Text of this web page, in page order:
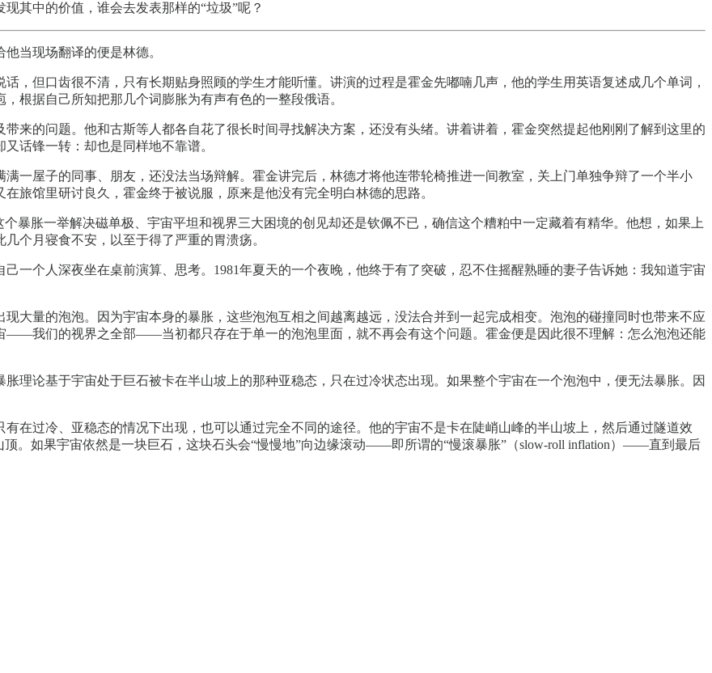
其中的价值，谁会去发表那样的“垃圾”呢？
当现场翻译的便是林德。
，但口齿很不清，只有长期贴身照顾的学生才能听懂。讲演的过程是霍金先嘟喃几声，他的学生用英语复述成几个单词，
根据自己所知把那几个词膨胀为有声有色的一整段俄语。
来的问题。他和古斯等人都各自花了很长时间寻找解决方案，还没有头绪。讲着讲着，霍金突然提起他刚刚了解到这里的
话锋一转：却也是同样地不靠谱。
一屋子的同事、朋友，还没法当场辩解。霍金讲完后，林德才将他连带轮椅推进一间教室，关上门单独争辩了一个半小
旅馆里研讨良久，霍金终于被说服，原来是他没有完全明白林德的思路。
暴胀一举解决磁单极、宇宙平坦和视界三大困境的创见却还是钦佩不已，确信这个糟粕中一定藏着有精华。他想，如果上
个月寝食不安，以至于得了严重的胃溃疡。
一个人深夜坐在桌前演算、思考。1981年夏天的一个夜晚，他终于有了突破，忍不住摇醒熟睡的妻子告诉她：我知道宇宙
大量的泡泡。因为宇宙本身的暴胀，这些泡泡互相之间越离越远，没法合并到一起完成相变。泡泡的碰撞同时也带来不应
——我们的视界之全部——当初都只存在于单一的泡泡里面，就不再会有这个问题。霍金便是因此很不理解：怎么泡泡还能
理论基于宇宙处于巨石被卡在半山坡上的那种亚稳态，只在过冷状态出现。如果整个宇宙在一个泡泡中，便无法暴胀。因
在过冷、亚稳态的情况下出现，也可以通过完全不同的途径。他的宇宙不是卡在陡峭山峰的半山坡上，然后通过隧道效
顶。如果宇宙依然是一块巨石，这块石头会“慢慢地”向边缘滚动——即所谓的“慢滚暴胀”（slow-roll inflation）——直到最后